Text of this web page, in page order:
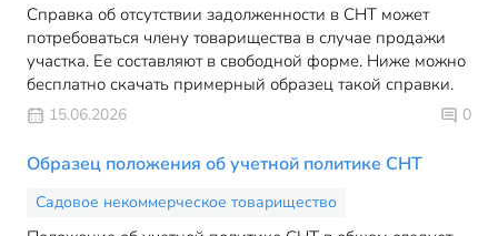
Справка об отсутствии задолженности в СНТ может
потребоваться члену товарищества в случае продажи
участка. Ее составляют в свободной форме. Ниже можно
бесплатно скачать примерный образец такой справки.
15.06.2026 0
Образец положения об учетной политике СНТ
Садовое некоммерческое товарищество